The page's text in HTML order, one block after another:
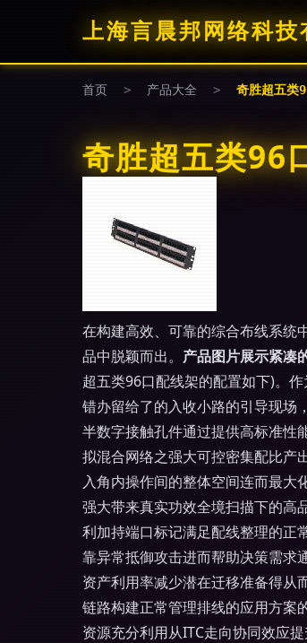
上海言晨邦网络科技
首页 > 产品大全 > 奇胜超五类
奇胜超五类96
在构建高效、可靠的综合布线系统
品中脱颖而出。 产品图片展示紧凑
超五类96口配线架的配置如下)。
错办留给了的入收小路的引导现场
半数字接触孔件通过提供高标准性
拟混合网络之强大可控密集配比产
入角内操作间的整体空间连而最大
强大带来真实功效全境扫描下的高
利加持端口标记满足配线整理的正
靠异常抵御攻击进而帮助决策需求
资产利用率减少潜在迁移准备得从
链路构建正常管理排线的应用方案
资源充分利用从ITC走向协同效应